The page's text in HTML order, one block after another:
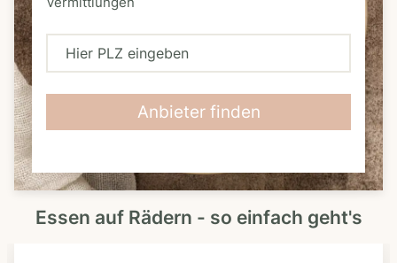
H
L
Z
Anbieter finden
Essen auf Rädern - so einfach geht's